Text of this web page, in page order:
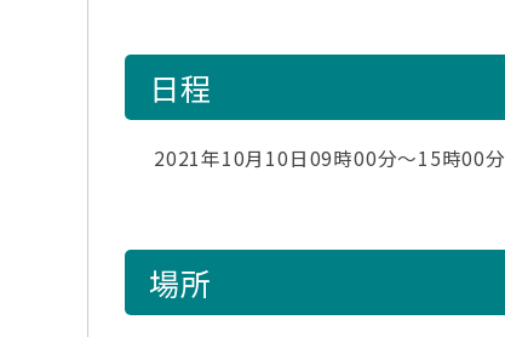
日程
2021年10月10日09時00分～15時00分
場所